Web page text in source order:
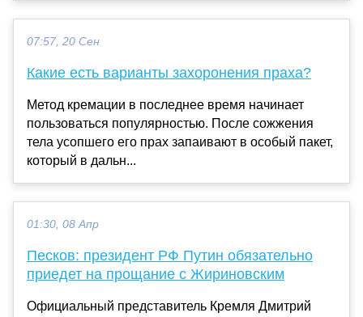
07:57, 20 Сен
Какие есть варианты захоронения праха?
Метод кремации в последнее время начинает
пользоваться популярностью. После сожжения
тела усопшего его прах запаивают в особый пакет,
который в дальн...
01:30, 08 Апр
Песков: президент РФ Путин обязательно
приедет на прощание с Жириновским
Официальный представитель Кремля Дмитрий